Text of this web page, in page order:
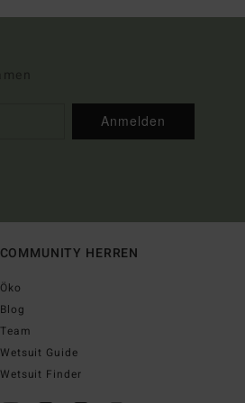
Anmelden
COMMUNITY HERREN
Öko
Blog
Team
Wetsuit Guide
Wetsuit Finder